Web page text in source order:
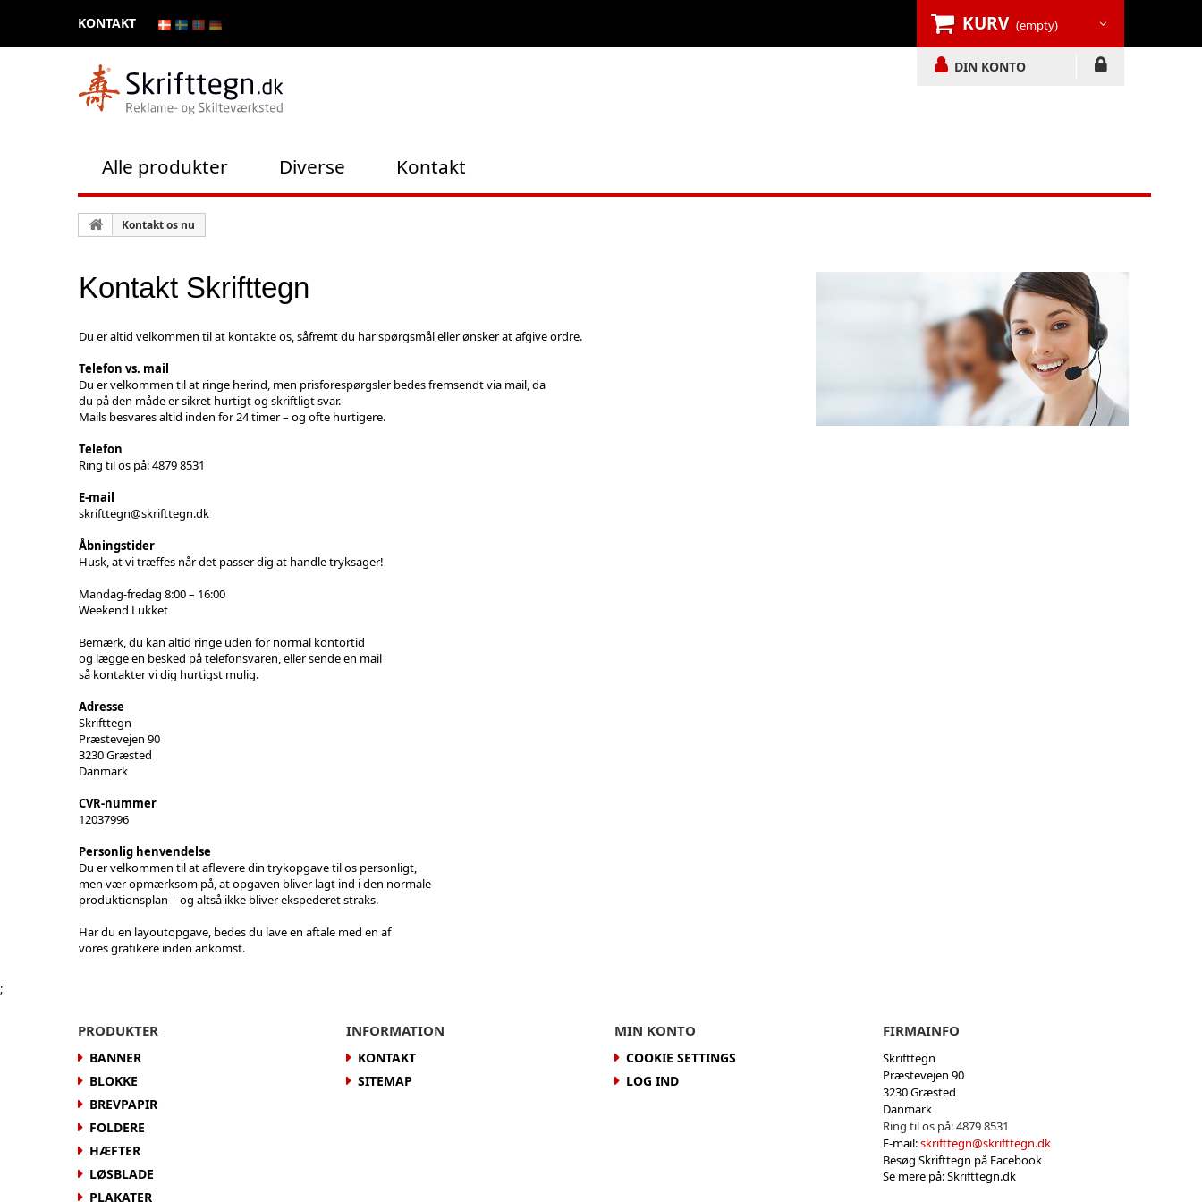
KURV (empty)
KONTAKT
DIN KONTO
Alle produkter Diverse Kontakt
Kontakt os nu
Kontakt Skrifttegn
Du er altid velkommen til at kontakte os, såfremt du har spørgsmål eller ønsker at afgive ordre.
Telefon vs. mail
Du er velkommen til at ringe herind, men prisforespørgsler bedes fremsendt via mail, da
du på den måde er sikret hurtigt og skriftligt svar.
Mails besvares altid inden for 24 timer – og ofte hurtigere.
Telefon
Ring til os på: 4879 8531
E-mail
skrifttegn@skrifttegn.dk
Åbningstider
Husk, at vi træffes når det passer dig at handle tryksager!
Mandag-fredag 8:00 – 16:00
Weekend Lukket
Bemærk, du kan altid ringe uden for normal kontortid
og lægge en besked på telefonsvaren, eller sende en mail
så kontakter vi dig hurtigst mulig.
Adresse
Skrifttegn
Præstevejen 90
3230 Græsted
Danmark
CVR-nummer
12037996
Personlig henvendelse
Du er velkommen til at aflevere din trykopgave til os personligt,
men vær opmærksom på, at opgaven bliver lagt ind i den normale
produktionsplan – og altså ikke bliver ekspederet straks.
Har du en layoutopgave, bedes du lave en aftale med en af
vores grafikere inden ankomst.
;
PRODUKTER
BANNER
BLOKKE
BREVPAPIR
FOLDERE
HÆFTER
LØSBLADE
PLAKATER
INFORMATION
KONTAKT
SITEMAP
MIN KONTO
COOKIE SETTINGS
LOG IND
FIRMAINFO
Skrifttegn
Præstevejen 90
3230 Græsted
Danmark
Ring til os på:4879 8531
E-mail:skrifttegn@skrifttegn.dk
Besøg Skrifttegn på Facebook
Se mere på: Skrifttegn.dk